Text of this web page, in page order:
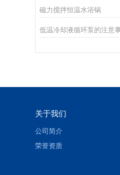
磁力搅拌恒温水浴锅
低温冷却液循环泵的注意
关于我们
公司简介
荣誉资质